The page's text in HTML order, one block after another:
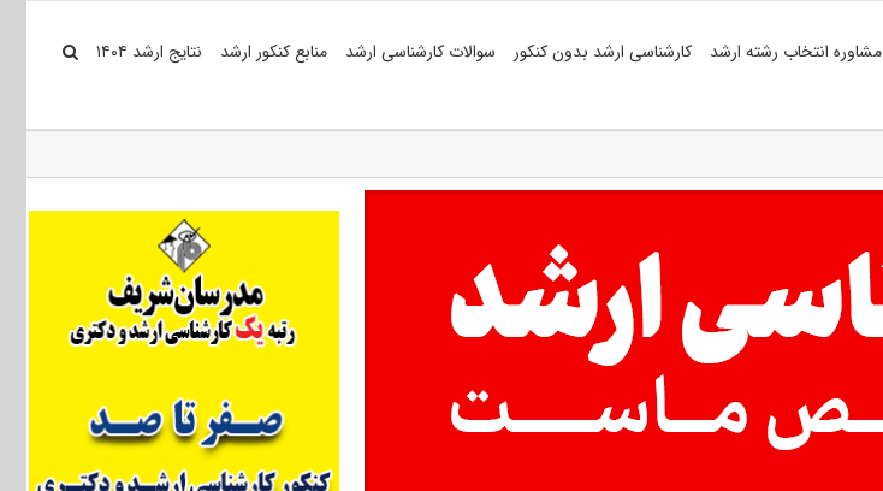
مشاوره انتخاب رشته ارشد کارشناسی ارشد بدون کنکور سوالات کارشناسی ارشد منابع کنکور ارشد نتایج ارشد ۱۴۰۴